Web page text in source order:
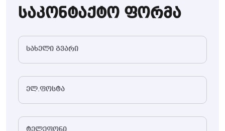
საკონტაქტო ფორმა